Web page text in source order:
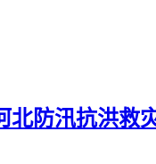
北防汛抗洪救